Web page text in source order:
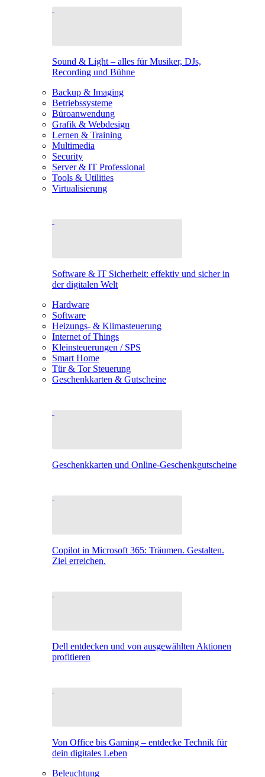
Sound & Light – alles für Musiker, DJs,
Recording und Bühne
Backup & Imaging
Betriebssysteme
Büroanwendung
Grafik & Webdesign
Lernen & Training
Multimedia
Security
Server & IT Professional
Tools & Utilities
Virtualisierung
Software & IT Sicherheit: effektiv und sicher in
der digitalen Welt
Hardware
Software
Heizungs- & Klimasteuerung
Internet of Things
Kleinsteuerungen / SPS
Smart Home
Tür & Tor Steuerung
Geschenkkarten & Gutscheine
Geschenkkarten und Online-Geschenkgutscheine
Copilot in Microsoft 365: Träumen. Gestalten.
Ziel erreichen.
Dell entdecken und von ausgewählten Aktionen
profitieren
Von Office bis Gaming – entdecke Technik für
dein digitales Leben
Beleuchtung